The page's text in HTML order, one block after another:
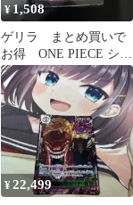
¥1,508
ゲリラ まとめ買いで
お得 ONE PIECE シェ
パード・十・ピーター
聖
¥22,499